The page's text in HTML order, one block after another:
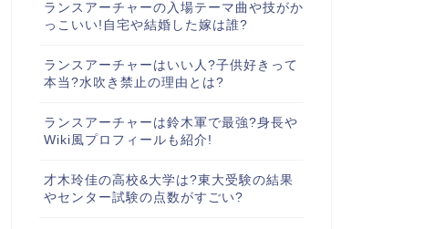
ランスアーチャーの入場テーマ曲や技がか
っこいい!自宅や結婚した嫁は誰?
ランスアーチャーはいい人?子供好きって
本当?水吹き禁止の理由とは?
ランスアーチャーは鈴木軍で最強?身長や
Wiki風プロフィールも紹介!
才木玲佳の高校&大学は?東大受験の結果
やセンター試験の点数がすごい?